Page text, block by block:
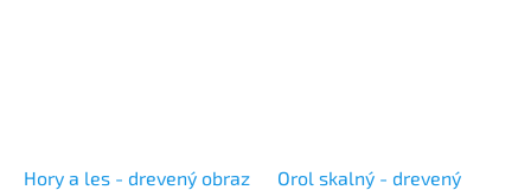
Hory a les - drevený obraz
Orol skalný - drevený